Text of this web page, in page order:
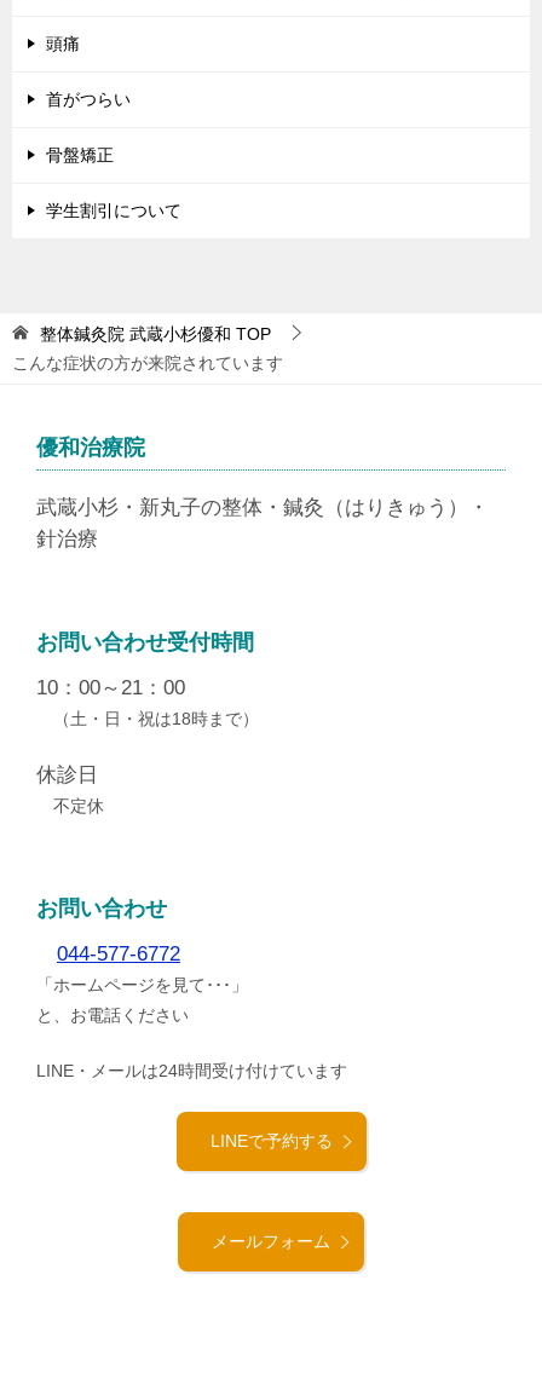
頭痛
首がつらい
骨盤矯正
学生割引について
整体鍼灸院 武蔵小杉優和 TOP
こんな症状の方が来院されています
優和治療院
武蔵小杉・新丸子の整体・鍼灸（はりきゅう）・
針治療
お問い合わせ受付時間
10：00～21：00
（土・日・祝は18時まで）
休診日
不定休
お問い合わせ
044-577-6772
「ホームページを見て･･･」
と、お電話ください
LINE・メールは24時間受け付けています
LINEで予約する
メールフォーム